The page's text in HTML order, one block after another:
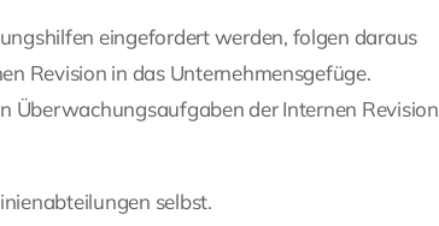
eingefordert werden, folgen daraus
Revision in das Unternehmensgefüge.
Überwachungsaufgaben der Internen Revision
selbst.